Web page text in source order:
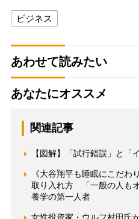
ビジネス
あわせて読みたい
あなたにオススメ
関連記事
【図解】「試行錯誤」と「
《大谷翔平も睡眠にこだわ
取り入れ方 「一般の人も
養学の第一人者